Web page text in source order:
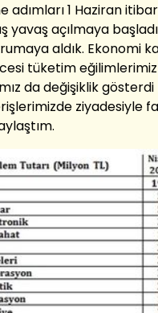
adımları 1 Haziran
yavaş açılmaya
aldık. Ekonomi
tüketim
da değişiklik
ziyadesiyle